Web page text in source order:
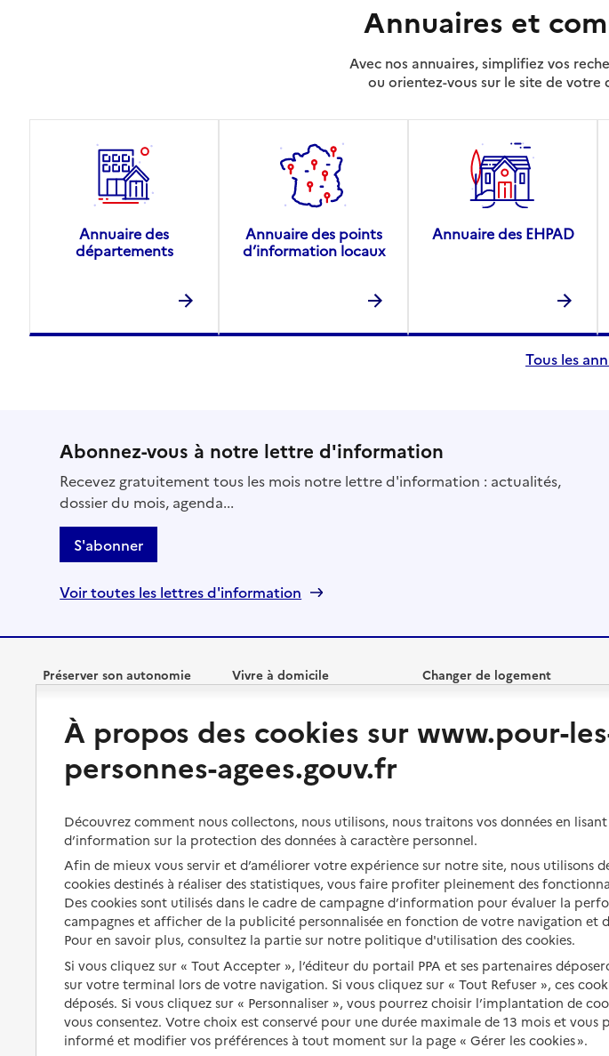
Annuaires et
Avec nos annuaires, simplifiez vos
ou orientez-vous sur le site de
Annuaire des
départements
Annuaire des points
d’information locaux
Annuaire des EHPAD
Tous les
Abonnez-vous à notre lettre d'information
Recevez gratuitement tous les mois notre lettre d'information : actualités,
dossier du mois, agenda...
S'abonner
Voir toutes les lettres d'information
Préserver son autonomie
Perte d'autonomie : évaluation
et droits
Aménager son logement et
Préserver son autonomie et sa
santé
Organiser à l'avance sa propre
protection
Les mesures de protection
À qui s’adresser ?
Les politiques du grand âge
Vivre à domicile
Bénéficier d'aide à domicile
Bénéficier de soins à domicile
Solutions d'accueil temporaire
Partager son logement
Vivre à domicile avec une
maladie ou un handicap
Être hospitalisé
Fin de vie à domicile
Changer de logement
Les questions à se poser
Vivre en accueil familial
Autres solutions de logement
À propos des cookies sur www.pour-
personnes-agees.gouv.fr
Découvrez comment nous collectons, nous utilisons, nous traitons vos données en
d’information sur la protection des données à caractère personnel.
Afin de mieux vous servir et d’améliorer votre expérience sur notre site, nous utilisons
cookies destinés à réaliser des statistiques, vous faire profiter pleinement des
Des cookies sont utilisés dans le cadre de campagne d’information pour évaluer la
campagnes et afficher de la publicité personnalisée en fonction de votre navigation et
Pour en savoir plus, consultez la partie sur notre politique d'utilisation des cookies.
Si vous cliquez sur « Tout Accepter », l’éditeur du portail PPA et ses partenaires
sur votre terminal lors de votre navigation. Si vous cliquez sur « Tout Refuser », ces
déposés. Si vous cliquez sur « Personnaliser », vous pourrez choisir l’implantation de
vous consentez. Votre choix est conservé pour une durée maximale de 13 mois et vous
informé et modifier vos préférences à tout moment sur la page « Gérer les cookies ».